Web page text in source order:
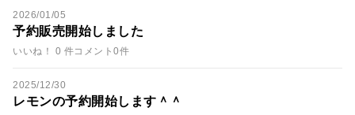
2026/01/05
予約販売開始しました
いいね！ 0 件コメント0件
2025/12/30
レモンの予約開始します＾＾